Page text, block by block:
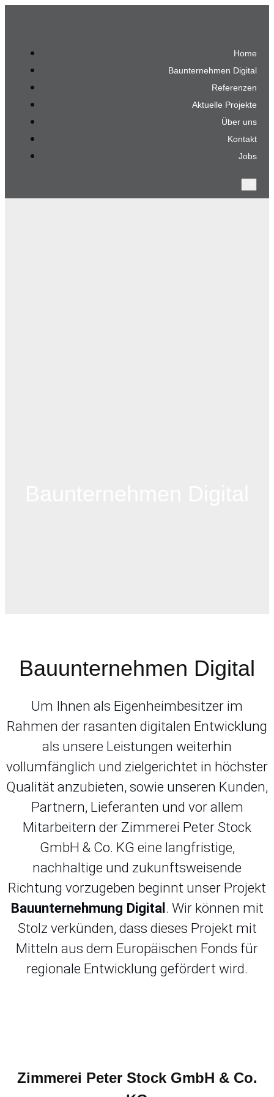
Home
Baunternehmen Digital
Referenzen
Aktuelle Projekte
Über uns
Kontakt
Jobs
Bauunternehmen Digital
Um Ihnen als Eigenheimbesitzer im
Rahmen der rasanten digitalen Entwicklung
als unsere Leistungen weiterhin
vollumfänglich und zielgerichtet in höchster
Qualität anzubieten, sowie unseren Kunden,
Partnern, Lieferanten und vor allem
Mitarbeitern der Zimmerei Peter Stock
GmbH & Co. KG eine langfristige,
nachhaltige und zukunftsweisende
Richtung vorzugeben beginnt unser Projekt
Bauunternehmung Digital. Wir können mit
Stolz verkünden, dass dieses Projekt mit
Mitteln aus dem Europäischen Fonds für
regionale Entwicklung gefördert wird.
Zimmerei Peter Stock GmbH & Co.